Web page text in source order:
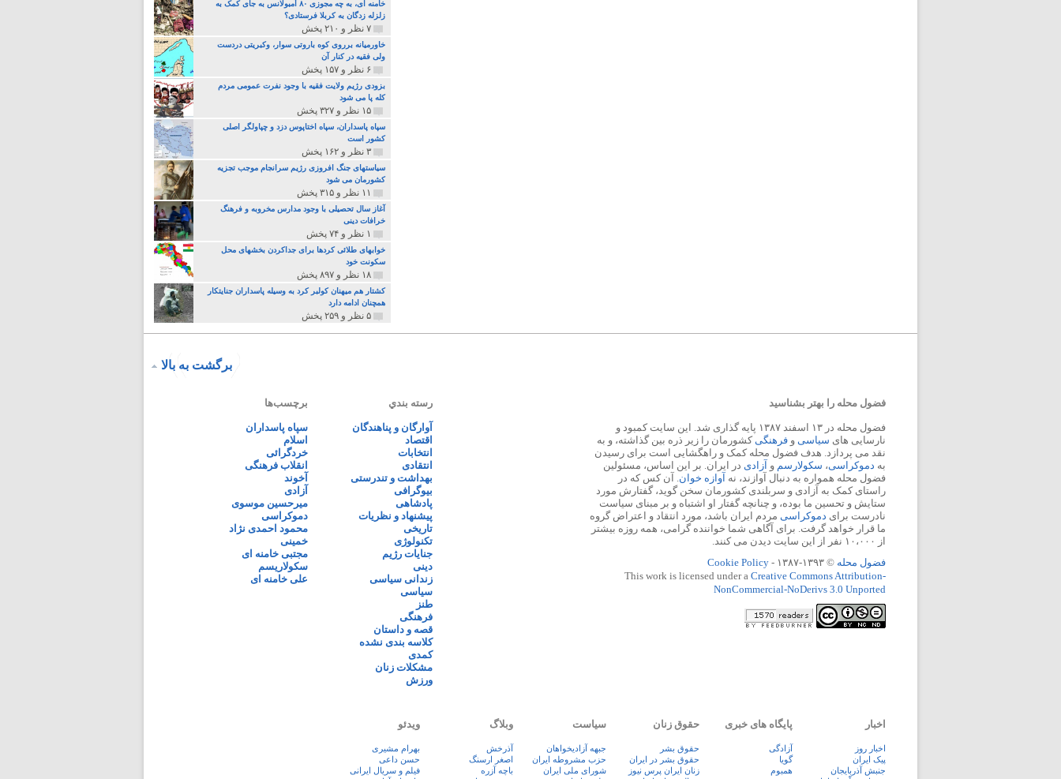
خامنه ای، به چه مجوزی ۸۰ آمبولانس به جای کمک به
زلزله زدگان به کربلا فرستادی؟
۷ نظر و ۲۱۰ پخش
خاورمیانه برروی کوه باروتی سوار، وکبریتی دردست
ولی فقیه در کنار آن
۶ نظر و ۱۵۷ پخش
بزودی رژیم ولایت فقیه با وجود نفرت عمومی مردم
کله پا می شود
۱۵ نظر و ۳۲۷ پخش
سپاه پاسداران، سپاه اختاپوس دزد و چپاولگر اصلی
کشور است
۳ نظر و ۱۶۲ پخش
سیاستهای جنگ افروزی رژیم سرانجام موجب تجزیه
کشورمان می شود
۱۱ نظر و ۳۱۵ پخش
آغاز سال تحصیلی با وجود مدارس مخروبه و فرهنگ
خرافات دینی
۱ نظر و ۷۴ پخش
خوابهای طلائی کردها برای جداکردن بخشهای محل
سکونت خود
۱۸ نظر و ۸۹۷ پخش
کشتار هم میهنان کولبر کرد به وسیله پاسداران جنایتکار
همچنان ادامه دارد
۵ نظر و ۲۵۹ پخش
برگشت به بالا
فضول محله را بهتر بشناسید
فضول محله در ۱۳ اسفند ۱۳۸۷ پایه گذاری شد. این سایت کمبود و
نارسایی های سیاسی و فرهنگیکشورمان را زیر ذره بین گذاشته، و به
نقد می پردازد. هدف فضول محله کمک و راهگشایی است برای رسیدن
به دموکراسی، سکولارسم و آزادی در ایران. بر این اساس، مسئولین
فضول محله همواره به دنبال آوازند، نه آوازه خوان. آن کس که در
راستای کمک به آزادی و سربلندی کشورمان سخن گوید، گفتارش مورد
ستایش و تحسین ما بوده، و چنانچه گفتار او اشتباه و بر مبنای سیاست
نادرست برای دموکراسی مردم ایران باشد، مورد انتقاد و اعتراض گروه
ما قرار خواهد گرفت. برای آگاهی شما خواننده گرامی، همه روزه بیشتر
از ۱۰،۰۰۰ نفر از این سایت دیدن می کنند.
فضول محله © ۱۳۹۳-۱۳۸۷ -
Cookie Policy
This work is licensed under a Creative Commons Attribution-
NonCommercial-NoDerivs 3.0 Unported
رسته بندي
آوارگان و پناهندگان
اقتصاد
انتخابات
انتقادی
بهداشت و تندرستی
بیوگرافی
پادشاهی
پیشنهاد و نظریات
تاریخی
تکنولوژی
جنایات رژیم
دینی
زندانی سیاسی
سیاسی
طنز
فرهنگی
قصه و داستان
کلاسه بندی نشده
کمدی
مشکلات زنان
ورزش
برچسب‌ها
سپاه پاسداران
اسلام
خردگرائی
انقلاب فرهنگی
آخوند
آزادی
میرحسین موسوی
دموکراسی
محمود احمدی نژاد
خمینی
مجتبی خامنه ای
سکولاریسم
علی خامنه ای
اخبار
اخبار روز
پيک ايران
جنبش آذربایجان
پایگاه های خبری
آزادگی
گویا
همبوم
حقوق زنان
حقوق بشر
حقوق بشر در ایران
زنان ايران پرس نيوز
سیاست
جبهه آزادیخواهان
حزب مشروطه ایران
شورای ملی ایران
وبلاگ
آذرخش
اصغر ارسنگ
باچه آزره
ویدئو
بهرام مشیری
حسن داعی
فيلم و سريال ايرانی